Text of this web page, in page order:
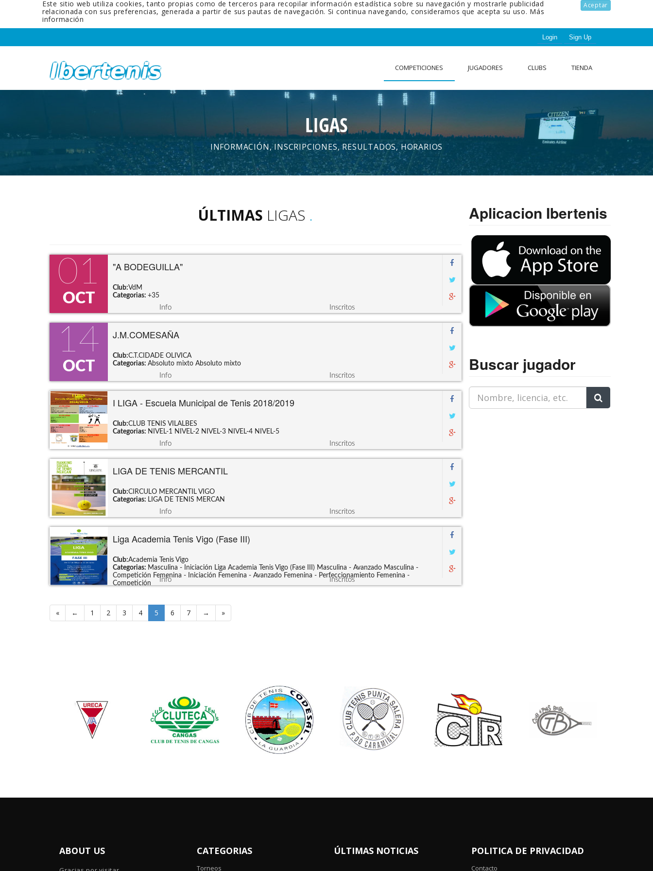
Aceptar
Este sitio web utiliza cookies, tanto propias como de terceros para recopilar información estadística sobre su navegación y mostrarle publicidad
relacionada con sus preferencias, generada a partir de sus pautas de navegación. Si continua navegando, consideramos que acepta su uso. Más
información
Login Sign Up
COMPETICIONES JUGADORES CLUBS TIENDA
LIGAS
INFORMACIÓN, INSCRIPCIONES, RESULTADOS, HORARIOS
ÚLTIMAS LIGAS .
01
OCT
"A BODEGUILLA"
Club:VdM
Categorias: +35
Info Inscritos
14
OCT
J.M.COMESAÑA
Club:C.T.CIDADE OLIVICA
Categorias: Absoluto mixto Absoluto mixto
Info Inscritos
I LIGA - Escuela Municipal de Tenis 2018/2019
Club:CLUB TENIS VILALBES
Categorias: NIVEL-1 NIVEL-2 NIVEL-3 NIVEL-4 NIVEL-5
Info Inscritos
LIGA DE TENIS MERCANTIL
Club:CIRCULO MERCANTIL VIGO
Categorias: LIGA DE TENIS MERCAN
Info Inscritos
Liga Academia Tenis Vigo (Fase III)
Club:Academia Tenis Vigo
Categorias: Masculina - Iniciación Liga Academia Tenis Vigo (Fase III) Masculina - Avanzado Masculina -
Competición Femenina - Iniciación Femenina - Avanzado Femenina - Perfeccionamiento Femenina -
Competición
Info Inscritos
« ← 1 2 3 4 5 6 7 → »
Aplicacion Ibertenis
Buscar jugador
ABOUT US CATEGORIAS
Torneos
ÚLTIMAS NOTICIAS POLITICA DE PRIVACIDAD
Contacto